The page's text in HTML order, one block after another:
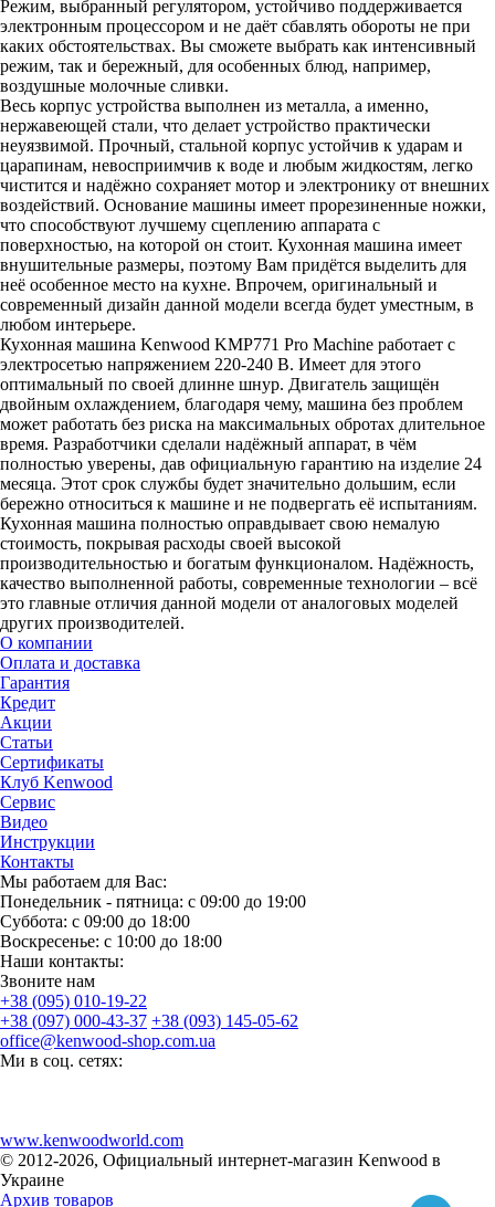
Режим, выбранный регулятором, устойчиво поддерживается
электронным процессором и не даёт сбавлять обороты не при
каких обстоятельствах. Вы сможете выбрать как интенсивный
режим, так и бережный, для особенных блюд, например,
воздушные молочные сливки.
Весь корпус устройства выполнен из металла, а именно,
нержавеющей стали, что делает устройство практически
неуязвимой. Прочный, стальной корпус устойчив к ударам и
царапинам, невосприимчив к воде и любым жидкостям, легко
чистится и надёжно сохраняет мотор и электронику от внешних
воздействий. Основание машины имеет прорезиненные ножки,
что способствуют лучшему сцеплению аппарата с
поверхностью, на которой он стоит. Кухонная машина имеет
внушительные размеры, поэтому Вам придётся выделить для
неё особенное место на кухне. Впрочем, оригинальный и
современный дизайн данной модели всегда будет уместным, в
любом интерьере.
Кухонная машина Kenwood KMP771 Pro Machine работает с
электросетью напряжением 220-240 В. Имеет для этого
оптимальный по своей длинне шнур. Двигатель защищён
двойным охлаждением, благодаря чему, машина без проблем
может работать без риска на максимальных обротах длительное
время. Разработчики сделали надёжный аппарат, в чём
полностью уверены, дав официальную гарантию на изделие 24
месяца. Этот срок службы будет значительно дольшим, если
бережно относиться к машине и не подвергать её испытаниям.
Кухонная машина полностью оправдывает свою немалую
стоимость, покрывая расходы своей высокой
производительностью и богатым функционалом. Надёжность,
качество выполненной работы, современные технологии – всё
это главные отличия данной модели от аналоговых моделей
других производителей.
О компании
Оплата и доставка
Гарантия
Кредит
Акции
Статьи
Сертификаты
Клуб Kenwood
Сервис
Видео
Инструкции
Контакты
Мы работаем для Вас:
Понедельник - пятница: с 09:00 до 19:00
Суббота: с 09:00 до 18:00
Воскресенье: с 10:00 до 18:00
Наши контакты:
Звоните нам
+38 (095) 010-19-22
+38 (097) 000-43-37 +38 (093) 145-05-62
office@kenwood-shop.com.ua
Ми в соц. сетях:
www.kenwoodworld.com
© 2012-2026, Официальный интернет-магазин Kenwood в
Украине
Архив товаров